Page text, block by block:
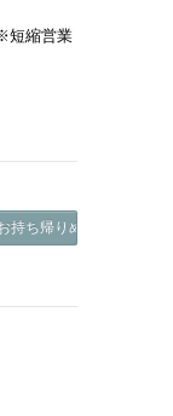
短縮営業
持ち帰りめし 第二十